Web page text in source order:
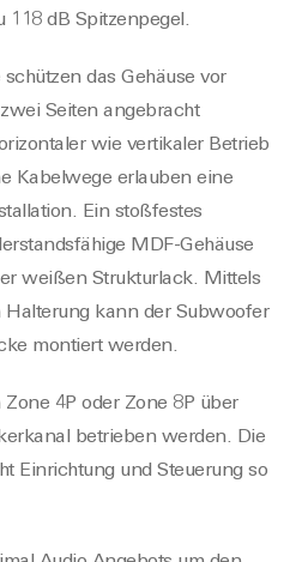
118 dB Spitzenpegel.
das Gehäuse vor
Seiten angebracht
wie vertikaler Betrieb
Kabelwege erlauben eine
Ein stoßfestes
MDF-Gehäuse
weißen Strukturlack. Mittels
kann der Subwoofer
montiert werden.
4P oder Zone 8P über
betrieben werden. Die
Einrichtung und Steuerung so